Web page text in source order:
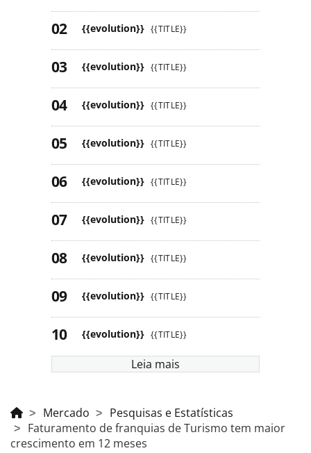
{{evolution}} {{TITLE}}
{{evolution}} {{TITLE}}
{{evolution}} {{TITLE}}
{{evolution}} {{TITLE}}
{{evolution}} {{TITLE}}
{{evolution}} {{TITLE}}
{{evolution}} {{TITLE}}
{{evolution}} {{TITLE}}
{{evolution}} {{TITLE}}
Leia mais
Mercado
Pesquisas e Estatísticas
Faturamento de franquias de Turismo tem maior
crescimento em 12 meses